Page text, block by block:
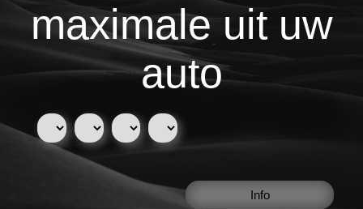
maximale uit uw
auto
Info